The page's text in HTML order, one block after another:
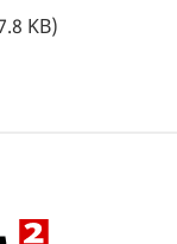
KB)